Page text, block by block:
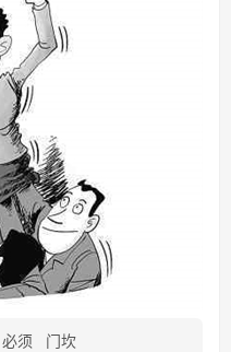
必须
门坎